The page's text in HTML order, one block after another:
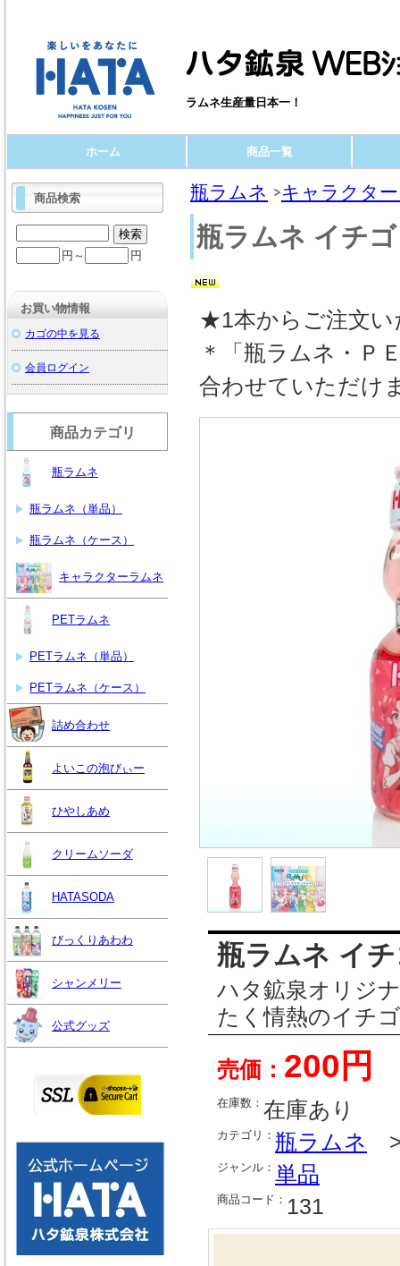
ラムネ生産量日本一！
ホーム 商品一覧
瓶ラムネ キャラクタ
瓶ラムネ イチ
★1本からご注文い
＊「瓶ラムネ・Ｐ
合わせていただけ
瓶ラムネ イ
ハタ鉱泉オリジ
たく情熱のイチ
売価： 200円
在庫数： 在庫あり
カテゴリ： 瓶ラムネ
ジャンル： 単品
商品コード： 131
商品検索
円～ 円
お買い物情報
カゴの中を見る
会員ログイン
商品カテゴリ
瓶ラムネ
瓶ラムネ（単品）
瓶ラムネ（ケース）
キャラクターラムネ
PETラムネ
PETラムネ（単品）
PETラムネ（ケース）
詰め合わせ
よいこの泡びぃー
ひやしあめ
クリームソーダ
HATASODA
びっくりあわわ
シャンメリー
公式グッズ